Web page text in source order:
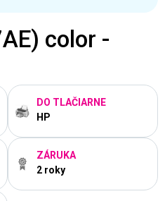
color -
DO TLAČIARNE
HP
ZÁRUKA
2 roky